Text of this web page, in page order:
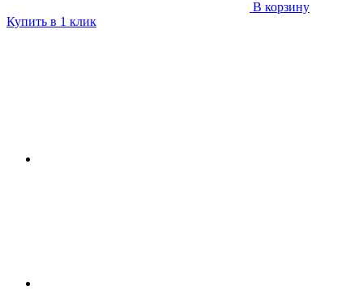
В корзину
Купить в 1 клик